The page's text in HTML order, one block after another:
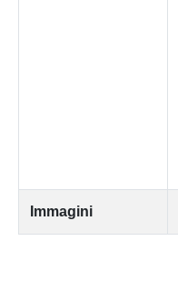
Immagini